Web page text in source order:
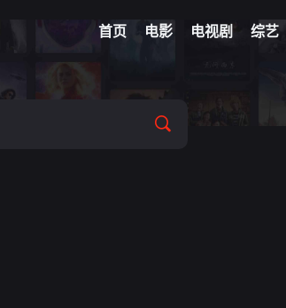
首页 电影 电视剧 综艺